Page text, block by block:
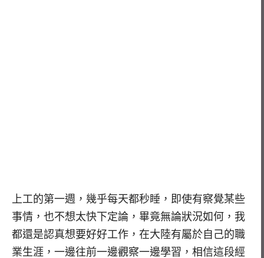
上工的第一週，幾乎每天都秒睡，即使有察覺某些
事情，也不想太快下定論，畢竟無論狀況如何，我
都還是認真想要好好工作，在大陸有屬於自己的職
業生涯，一邊往前一邊觀察一邊學習，相信這段經